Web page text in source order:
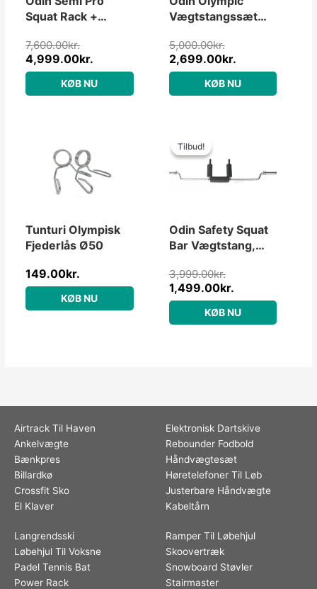
Squat Rack +
Vægtstang
(100kg)
7,600.00kr.
4,999.00kr.
KØB NU
Vægtstangssæt
55kg
5,000.00kr.
2,699.00kr.
KØB NU
Tunturi Olympisk
Fjederlås Ø50
149.00kr.
KØB NU
Tilbud!
Tilbud!
Odin Safety Squat
Bar Vægtstang,
50mm
3,999.00kr.
pris
var:
1,499.00kr.
KØB NU
Airtrack Til Haven
Ankelvægte
Bænkpres
Billardkø
Crossfit Sko
El Klaver
Elektronisk Dartskive
Rebounder Fodbold
Håndvægtesæt
Høretelefoner Til Løb
Justerbare Håndvægte
Kabeltårn
Langrendsski
Løbehjul Til Voksne
Padel Tennis Bat
Power Rack
Ramper Til Løbehjul
Skoovertræk
Snowboard Støvler
Stairmaster